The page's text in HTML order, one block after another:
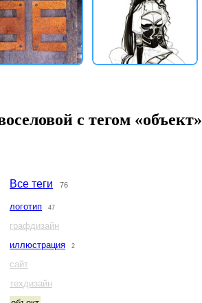
с тегом «объект»
Все теги 76
логотип 47
графдизайн
иллюстрация
2
сайт
техдизайн